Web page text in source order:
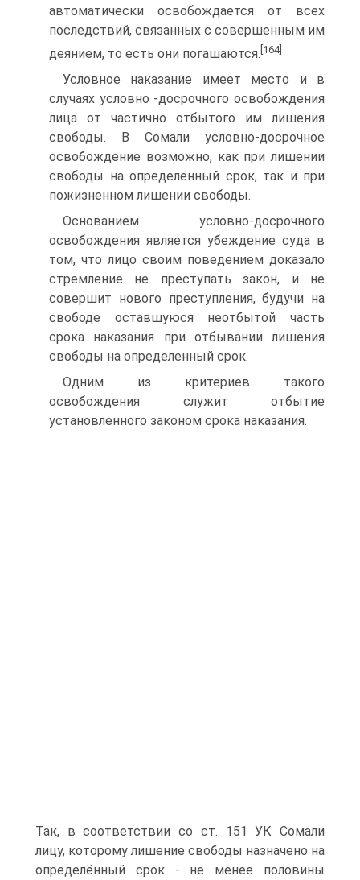
автоматически освобождается от всех
последствий, связанных с совершенным им
деянием, то есть они погашаются. [164]
Условное наказание имеет место и в
случаях условно -досрочного освобождения
лица от частично отбытого им лишения
свободы. В Сомали условно-досрочное
освобождение возможно, как при лишении
свободы на определённый срок, так и при
пожизненном лишении свободы.
Основанием условно-досрочного
освобождения является убеждение суда в
том, что лицо своим поведением доказало
стремление не преступать закон, и не
совершит нового преступления, будучи на
свободе оставшуюся неотбытой часть
срока наказания при отбывании лишения
свободы на определенный срок.
Одним из критериев такого
освобождения служит отбытие
установленного законом срока наказания.
Так, в соответствии со ст. 151 УК Сомали
лицу, которому лишение свободы назначено на
определённый срок - не менее половины